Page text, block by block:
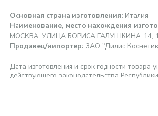
Основная страна изготовления: Италия
Наименование, место нахождения
МОСКВА, УЛИЦА БОРИСА ГАЛУШКИНА, 14, 1
Продавец/импортер: ЗАО "Дилис
Дата изготовления и срок годности товара
действующего законодательства